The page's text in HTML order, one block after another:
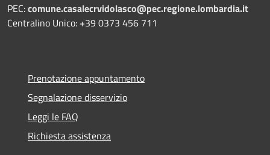
PEC:comune.casalecrvidolasco@pec.regione.lombardia.it
Centralino Unico: +39 0373 456 711
Prenotazione appuntamento
Segnalazione disservizio
Leggi le FAQ
Richiesta assistenza